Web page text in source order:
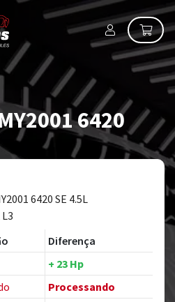
6420
Diferença
+ 23 Hp
Processando